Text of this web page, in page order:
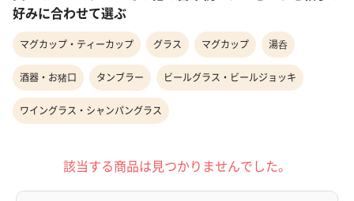
好みに合わせて選ぶ
マグカップ・ティーカップ グラス マグカップ 湯呑
酒器・お猪口 タンブラー ビールグラス・ビールジョッキ
ワイングラス・シャンパングラス
該当する商品は見つかりませんでした。